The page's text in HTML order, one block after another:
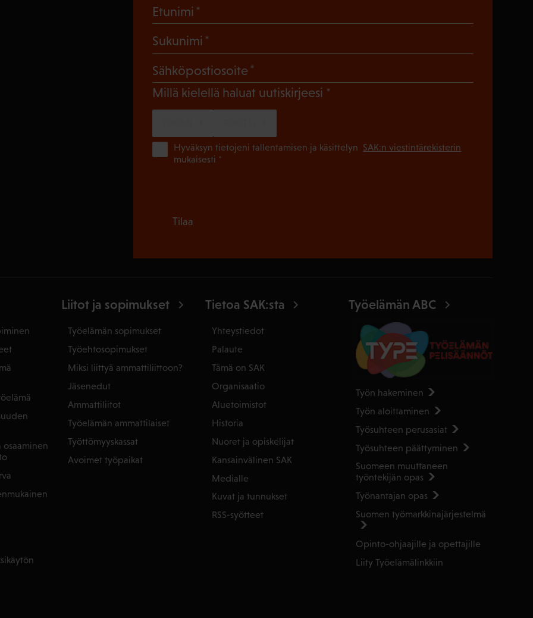
Etunimi
Sukunimi
Sähköpostiosoite
Millä kielellä haluat uutiskirjeesi (Pakollinen)
Hyväksyn tietojeni tallentamisen ja käsittelyn SAK:n viestintärekisterin
mukaisesti *
Tilaa
osaaminen
Liitot ja sopimukset
Työelämän sopimukset
Työehtosopimukset
Miksi liittyä ammattiliittoon?
Jäsenedut
Ammattiliitot
Työelämän ammattilaiset
Työttömyyskassat
Avoimet työpaikat
Tietoa SAK:sta
Yhteystiedot
Palaute
Tämä on SAK
Organisaatio
Aluetoimistot
Historia
Nuoret ja opiskelijat
Kansainvälinen SAK
Medialle
Kuvat ja tunnukset
RSS-syötteet
Työelämän ABC
Työn hakeminen
Työn aloittaminen
Työsuhteen perusasiat
Työsuhteen päättyminen
Suomeen muuttaneen
työntekijän opas
Työnantajan opas
Suomen työmarkkinajärjestelmä
Opinto-ohjaajille ja opettajille
Liity Työelämälinkkiin